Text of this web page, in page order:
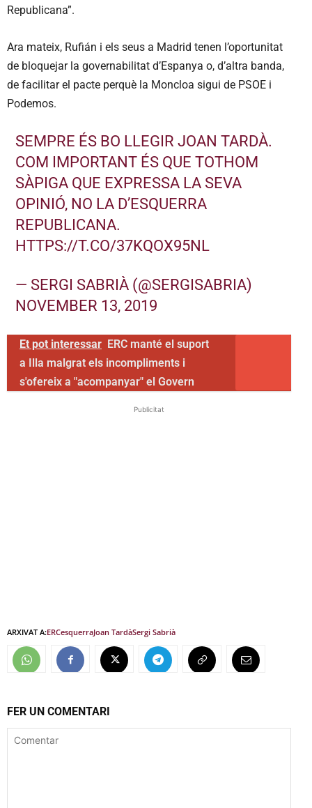
Republicana”.
Ara mateix, Rufián i els seus a Madrid tenen l’oportunitat
de bloquejar la governabilitat d’Espanya o, d’altra banda,
de facilitar el pacte perquè la Moncloa sigui de PSOE i
Podemos.
SEMPRE ÉS BO LLEGIR JOAN TARDÀ.
COM IMPORTANT ÉS QUE TOTHOM
SÀPIGA QUE EXPRESSA LA SEVA
OPINIÓ, NO LA D’ESQUERRA
REPUBLICANA.
HTTPS://T.CO/37KQOX95NL
— SERGI SABRIÀ (@SERGISABRIA)
NOVEMBER 13, 2019
Et pot interessar ERC manté el suport
a Illa malgrat els incompliments i
s'ofereix a "acompanyar" el Govern
Publicitat
ARXIVAT A:ERCesquerraJoan TardàSergi Sabrià
FER UN COMENTARI